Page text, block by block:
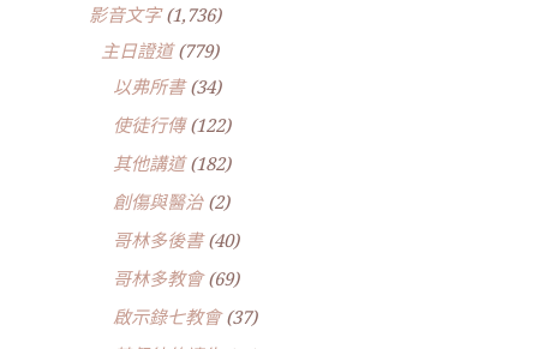
影音文字(1,736)
主日證道(779)
以弗所書(34)
使徒行傳(122)
其他講道(182)
創傷與醫治(2)
哥林多後書(40)
哥林多教會(69)
啟示錄七教會(37)